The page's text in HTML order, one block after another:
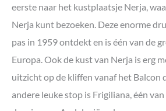
eerste naar het kustplaatsje Nerja,
Nerja kunt bezoeken. Deze enorme
pas in 1959 ontdekt en is één van de
Europa. Ook de kust van Nerja is erg
uitzicht op de kliffen vanaf het Balcon
andere leuke stop is Frigiliana, één